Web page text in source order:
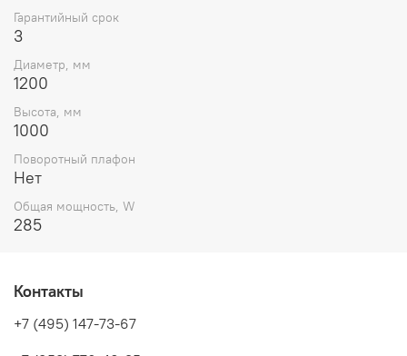
Гарантийный срок
3
Диаметр, мм
1200
Высота, мм
1000
Поворотный плафон
Нет
Общая мощность, W
285
Контакты
+7 (495) 147-73-67